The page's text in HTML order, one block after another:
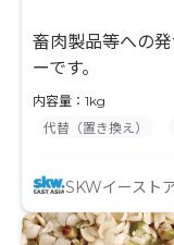
畜肉製品等への
ーです。
内容量：1kg
代替（置き換え）
SKWイースト